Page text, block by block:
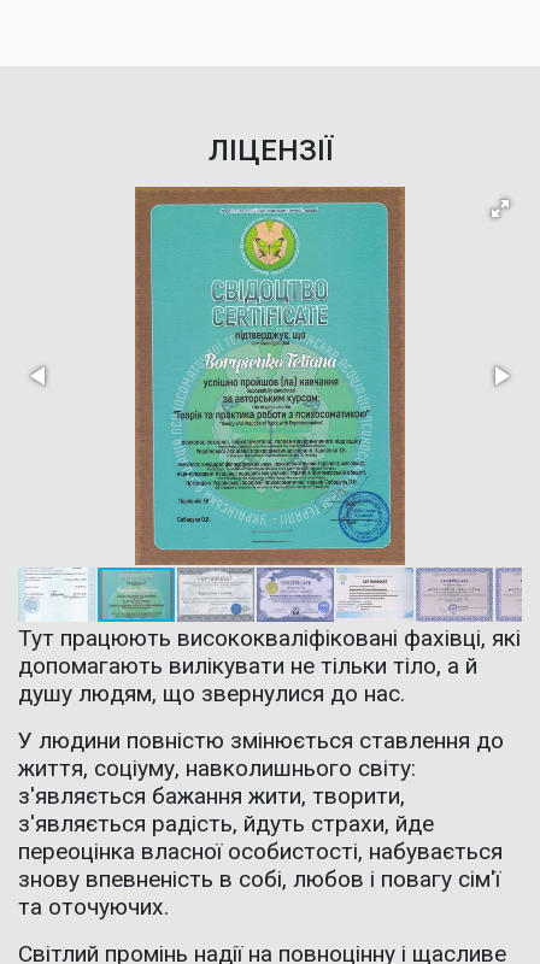
ЛІЦЕНЗІЇ
Тут працюють висококваліфіковані фахівці, які
допомагають вилікувати не тільки тіло, а й
душу людям, що звернулися до нас.
У людини повністю змінюється ставлення до
життя, соціуму, навколишнього світу:
з'являється бажання жити, творити,
з'являється радість, йдуть страхи, йде
переоцінка власної особистості, набувається
знову впевненість в собі, любов і повагу сім'ї
та оточуючих.
Світлий промінь надії на повноцінну і щасливе